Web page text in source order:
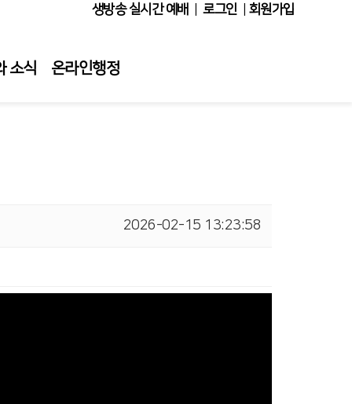
생방송 실시간 예배 로그인 회원가입
소식 온라인행정
2026-02-15 13:23:58